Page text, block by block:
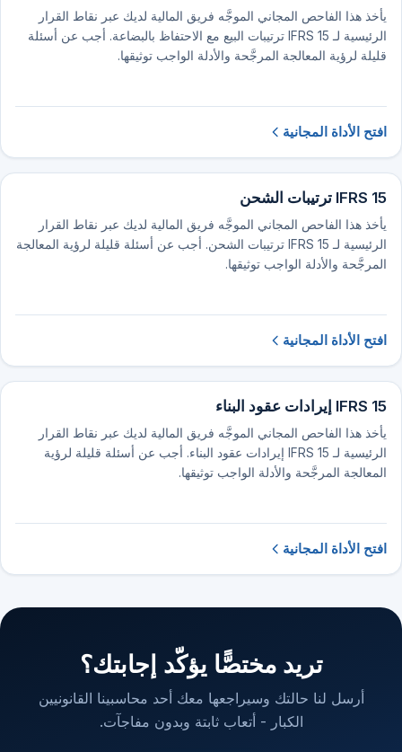
يأخذ هذا الفاحص المجاني الموجَّه فريق المالية لديك عبر نقاط القرار
الرئيسية لـ IFRS 15 ترتيبات البيع مع الاحتفاظ بالبضاعة. أجب عن أسئلة
قليلة لرؤية المعالجة المرجَّحة والأدلة الواجب توثيقها.
افتح الأداة المجانية
IFRS 15 ترتيبات الشحن
يأخذ هذا الفاحص المجاني الموجَّه فريق المالية لديك عبر نقاط القرار
الرئيسية لـ IFRS 15 ترتيبات الشحن. أجب عن أسئلة قليلة لرؤية المعالجة
المرجَّحة والأدلة الواجب توثيقها.
افتح الأداة المجانية
IFRS 15 إيرادات عقود البناء
يأخذ هذا الفاحص المجاني الموجَّه فريق المالية لديك عبر نقاط القرار
الرئيسية لـ IFRS 15 إيرادات عقود البناء. أجب عن أسئلة قليلة لرؤية
المعالجة المرجَّحة والأدلة الواجب توثيقها.
افتح الأداة المجانية
تريد مختصًّا يؤكّد إجابتك؟
أرسل لنا حالتك وسيراجعها معك أحد محاسبينا القانونيين
الكبار - أتعاب ثابتة وبدون مفاجآت.